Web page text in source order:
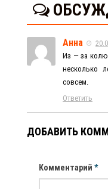
Анна
Из — за
несколько
совсем.
Ответить
ДОБАВИТЬ
Комментарий *